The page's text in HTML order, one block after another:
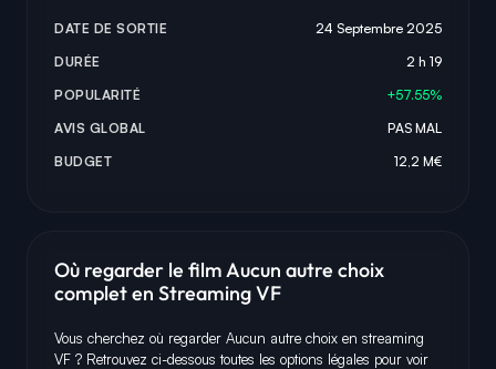
DATE DE SORTIE
24 Septembre 2025
DURÉE
2 h 19
POPULARITÉ
+57.55%
AVIS GLOBAL
PAS MAL
BUDGET
12,2 M€
Où regarder le film Aucun autre choix
complet en Streaming VF
Vous cherchez où regarder Aucun autre choix en streaming
VF ? Retrouvez ci-dessous toutes les options légales pour voir